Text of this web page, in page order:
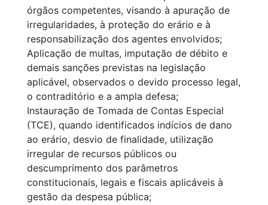
órgãos competentes, visando à apuração de
irregularidades, à proteção do erário e à
responsabilização dos agentes envolvidos;
Aplicação de multas, imputação de débito e
demais sanções previstas na legislação
aplicável, observados o devido processo legal,
o contraditório e a ampla defesa;
Instauração de Tomada de Contas Especial
(TCE), quando identificados indícios de dano
ao erário, desvio de finalidade, utilização
irregular de recursos públicos ou
descumprimento dos parâmetros
constitucionais, legais e fiscais aplicáveis à
gestão da despesa pública;